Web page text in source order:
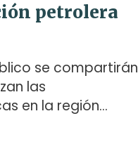
petrolera
se compartirán
las
en la región